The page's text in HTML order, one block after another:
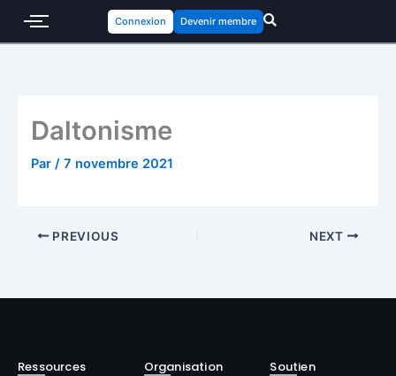
Connexion Devenir membre
Daltonisme
Par / 7 novembre 2021
PREVIOUS NEXT
Ressources
Organisation
Soutien